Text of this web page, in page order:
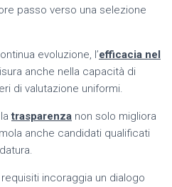
passo verso una selezione
evoluzione, l’efficacia nel
anche nella capacità di
di valutazione uniformi.
latrasparenza non solo migliora
anche candidati qualificati
incoraggia un dialogo